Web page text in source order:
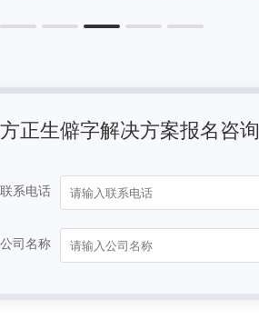
方正生僻字解决方案报名咨询
联系电话
公司名称